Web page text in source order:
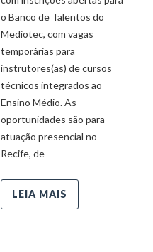
o Banco de Talentos do
Mediotec, com vagas
temporárias para
instrutores(as) de cursos
técnicos integrados ao
Ensino Médio. As
oportunidades são para
atuação presencial no
Recife, de
LEIA MAIS